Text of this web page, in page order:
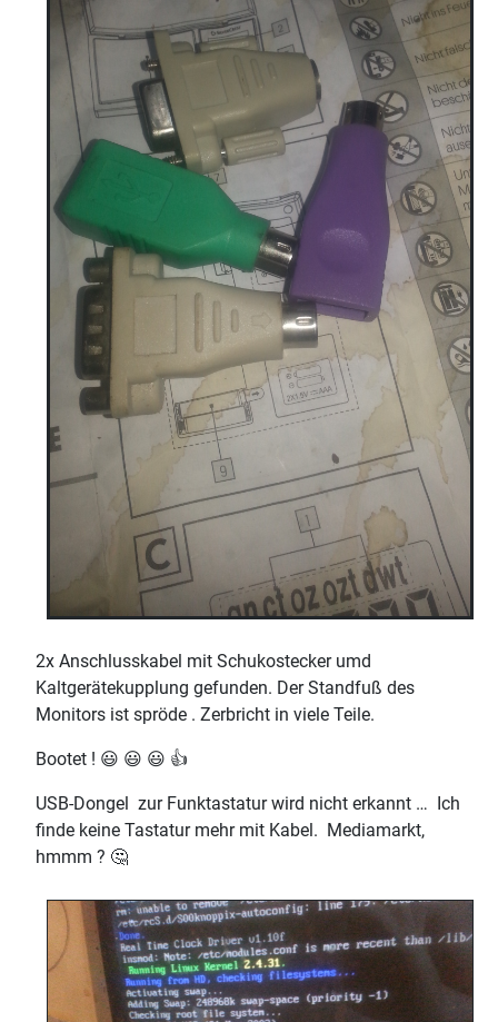
2x Anschlusskabel mit Schukostecker umd
Kaltgerätekupplung gefunden. Der Standfuß des
Monitors ist spröde . Zerbricht in viele Teile.
Bootet ! 😃 😃 😃 👍
USB-Dongel zur Funktastatur wird nicht erkannt … Ich
finde keine Tastatur mehr mit Kabel. Mediamarkt,
hmmm ? 🤔